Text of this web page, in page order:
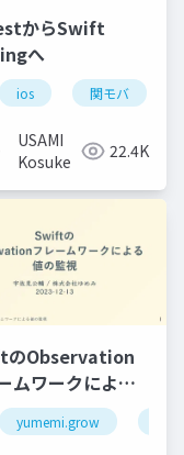
からSwift
へ
ios 関モバ
USAMI
Kosuke
22.4K
Observation
ムワークによる
視
yumemi.grow